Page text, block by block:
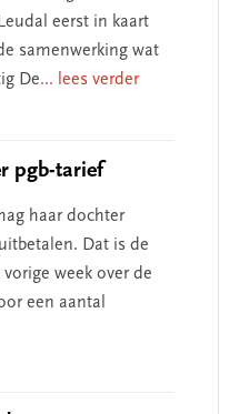
eerst in kaart
samenwerking wat
De... lees verder
pgb-tarief
haar dochter
Dat is de
week over de
een aantal